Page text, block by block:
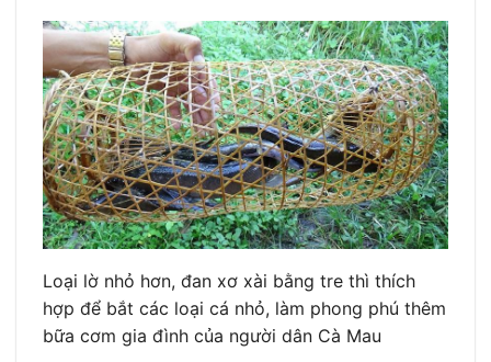
Loại lờ nhỏ hơn, đan xơ xài bằng tre thì thích
hợp để bắt các loại cá nhỏ, làm phong phú thêm
bữa cơm gia đình của người dân Cà Mau